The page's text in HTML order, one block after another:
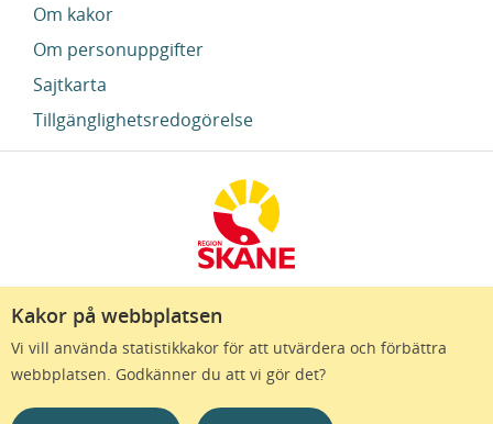
Kakor på webbplatsen
Vi vill använda statistikkakor för att utvärdera och förbättra
webbplatsen. Godkänner du att vi gör det?
Om kakor
Om personuppgifter
Sajtkarta
Tillgänglighetsredogörelse
Region Skåne finns till för att alla som bor i Skåne
ska må bra och känna framtidstro. Genom
gränslösa samarbeten och omtanke skapas de
bästa förutsättningar för ett hälsosamt liv – inom